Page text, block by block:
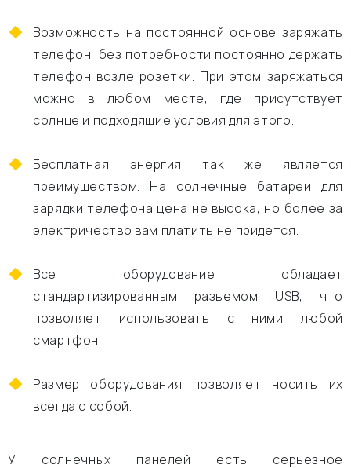
Возможность на постоянной основе заряжать
телефон, без потребности постоянно держать
телефон возле розетки. При этом заряжаться
можно в любом месте, где присутствует
солнце и подходящие условия для этого.
Бесплатная энергия так же является
преимуществом. На солнечные батареи для
зарядки телефона цена не высока, но более за
электричество вам платить не придется.
Все оборудование обладает
стандартизированным разъемом USB, что
позволяет использовать с ними любой
смартфон.
Размер оборудования позволяет носить их
всегда с собой.
У солнечных панелей есть серьезное